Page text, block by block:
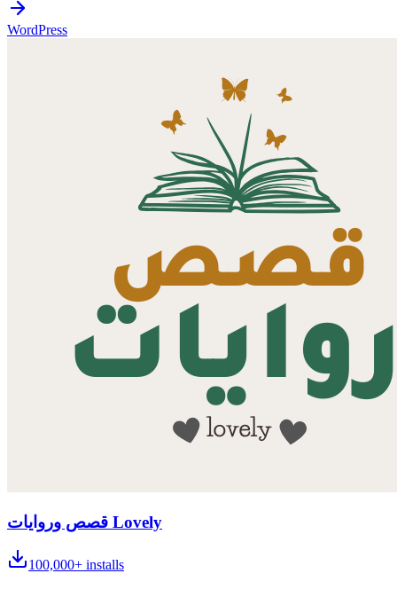
WordPress
قصص وروايات Lovely
100,000+ installs